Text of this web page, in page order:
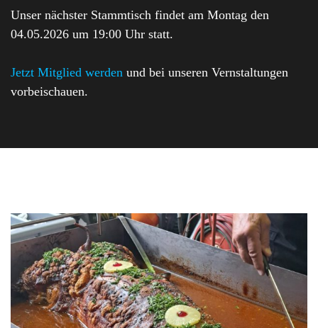
Unser nächster Stammtisch findet am Montag den
04.05.2026 um 19:00 Uhr statt.
Jetzt Mitglied werden und bei unseren Vernstaltungen
vorbeischauen.